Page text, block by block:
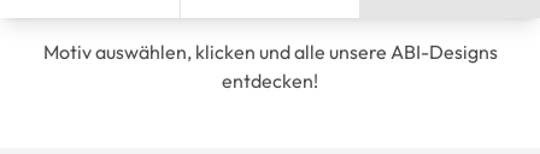
Motiv auswählen, klicken und alle unsere ABI-Designs
entdecken!